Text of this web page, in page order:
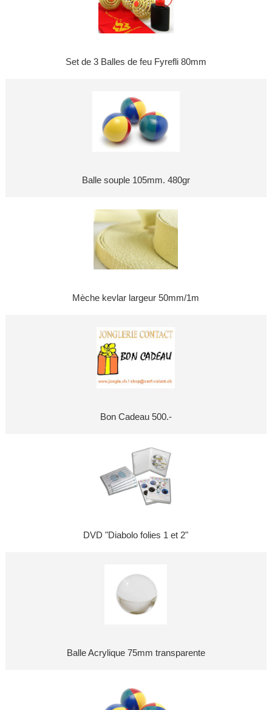
Set de 3 Balles de feu Fyrefli 80mm
Balle souple 105mm. 480gr
Mèche kevlar largeur 50mm/1m
Bon Cadeau 500.-
DVD "Diabolo folies 1 et 2"
Balle Acrylique 75mm transparente